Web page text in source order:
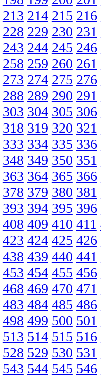
213 214 215 216
228 229 230 231
243 244 245 246
258 259 260 261
273 274 275 276
288 289 290 291
303 304 305 306
318 319 320 321
333 334 335 336
348 349 350 351
363 364 365 366
378 379 380 381
393 394 395 396
408 409 410 411
423 424 425 426
438 439 440 441
453 454 455 456
468 469 470 471
483 484 485 486
498 499 500 501
513 514 515 516
528 529 530 531
543 544 545 546